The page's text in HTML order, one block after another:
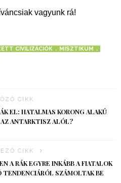
vagyunk rá!
CIVILIZÁCIÓK
MISZTIKUM
CIKK
EL: HATALMAS KORONG ALAKÚ
ANTARKTISZ ALÓL?
CIKK
A RÁK EGYRE INKÁBB A FIATALOK
TENDENCIÁRÓL SZÁMOLTAK BE